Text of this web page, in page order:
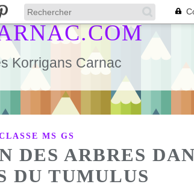
Korrigans Carnac
MS GS
DES ARBRES
DU TUMULUS